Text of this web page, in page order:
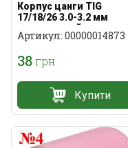
Корпус цанги TIG
17/18/26 3.0-3.2 мм
стандартний
Артикул: 00000014873
38грн
Купити